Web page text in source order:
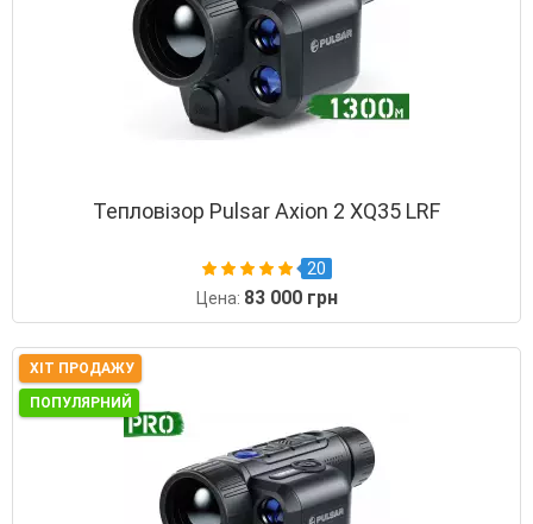
Тепловізор Pulsar Axion 2 XQ35 LRF
20
Цена: 83 000 грн
ХІТ ПРОДАЖУ
ПОПУЛЯРНИЙ